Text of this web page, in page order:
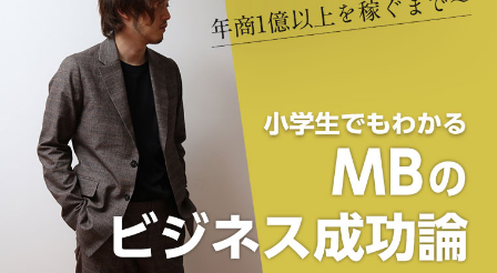
連載
新刊
特集
編集部
検索する